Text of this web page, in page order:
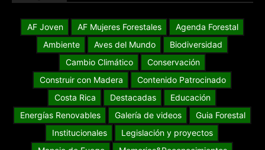
AF Joven AF Mujeres Forestales
Agenda Forestal
Ambiente
Aves del Mundo
Biodiversidad
Cambio Climático
Conservación
Construir con Madera
Contenido Patrocinado
Costa Rica
Destacadas
Educación
Energías Renovables
Galería de videos
Guia Forestal
Institucionales
Legislación y proyectos